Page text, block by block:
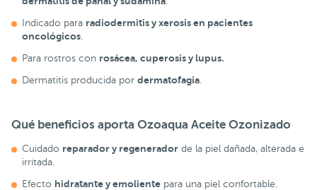
Indicado para radiodermitis y xerosis en pacientes
oncológicos.
Para rostros con rosácea, cuperosis y lupus.
Dermatitis producida por dermatofagia.
Qué beneficios aporta Ozoaqua Aceite Ozonizado
Cuidado reparador y regenerador de la piel dañada, alterada e
irritada.
Efecto hidratante y emoliente para una piel confortable.